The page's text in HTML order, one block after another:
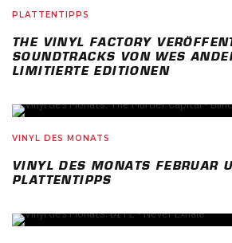
PLATTENTIPPS
THE VINYL FACTORY
SOUNDTRACKS VON WES
LIMITIERTE EDITIONEN
VINYL DES MONATS
VINYL DES MONATS FEBRUAR
PLATTENTIPPS